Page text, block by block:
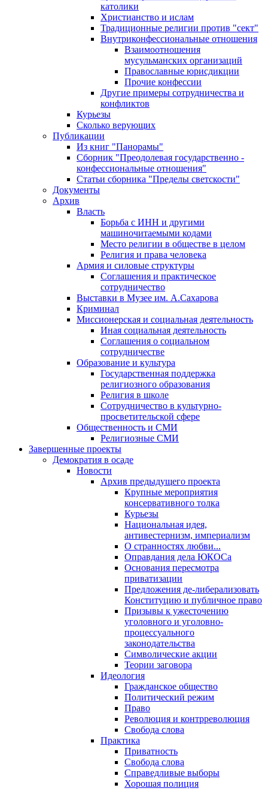
католики
Христианство и ислам
Традиционные религии против "сект"
Внутриконфессиональные отношения
Взаимоотношения
мусульманских организаций
Православные юрисдикции
Прочие конфессии
Другие примеры сотрудничества и
конфликтов
Курьезы
Сколько верующих
Публикации
Из книг "Панорамы"
Сборник "Преодолевая государственно -
конфессиональные отношения"
Статьи сборника "Пределы светскости"
Документы
Архив
Власть
Борьба с ИНН и другими
машиночитаемыми кодами
Место религии в обществе в целом
Религия и права человека
Армия и силовые структуры
Соглашения и практическое
сотрудничество
Выставки в Музее им. А.Сахарова
Криминал
Миссионерская и социальная деятельность
Иная социальная деятельность
Соглашения о социальном
сотрудничестве
Образование и культура
Государственная поддержка
религиозного образования
Религия в школе
Сотрудничество в культурно-
просветительской сфере
Общественность и СМИ
Религиозные СМИ
Завершенные проекты
Демократия в осаде
Новости
Архив предыдущего проекта
Крупные мероприятия
консервативного толка
Курьезы
Национальная идея,
антивестернизм, империализм
О странностях любви...
Оправдания дела ЮКОСа
Основания пересмотра
приватизации
Предложения де-либерализовать
Конституцию и публичное право
Призывы к ужесточению
уголовного и уголовно-
процессуального
законодательства
Символические акции
Теории заговора
Идеология
Гражданское общество
Политический режим
Право
Революция и контрреволюция
Свобода слова
Практика
Приватность
Свобода слова
Справедливые выборы
Хорошая полиция